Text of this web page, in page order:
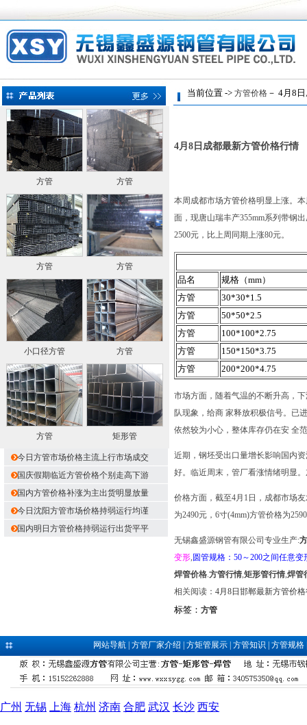
方管 方管
方管 方管
小口径方管 方管
方管 矩形管
今日方管市场价格主流上行市场成交
国庆假期临近方管价格个别走高下游
国内方管价格补涨为主出货明显放量
今日沈阳方管市场价格持弱运行均谨
国内明日方管价格持弱运行出货平平
当前位置 -> 方管价格 － 4月8
4月8日成都最新方管价格行情
本周成都市场方管价格明显上涨。
面，现唐山瑞丰产355mm系列带钢
2500元，比上周同期上涨80元。
品名
规格（mm）
方管
30*30*1.5
方管
50*50*2.5
方管
100*100*2.75
方管
150*150*3.75
方管
200*200*4.75
市场方面，随着气温的不断升高，
队现象，给商 家释放积极信号。已
依然较为小心，整体库存仍在安 全
近期，钢坯受出口量增长影响国内
好。临近周末，管厂看涨情绪明显
价格方面，截至4月1日，成都市场
为2490元，6寸(4mm)方管价格为
无锡鑫盛源钢管有限公司专业生产:
变形, 圆管规格：50～200之间任意变
焊管价格.方管行情,矩形管行情,焊管
相关阅读： 4月8日邯郸最新方管价
标签： 方管
网站导航| 方管厂家介绍 方矩管展示| 方管知识 方管规格
广州 无锡 上海 杭州 济南 合肥 武汉 长沙 西安